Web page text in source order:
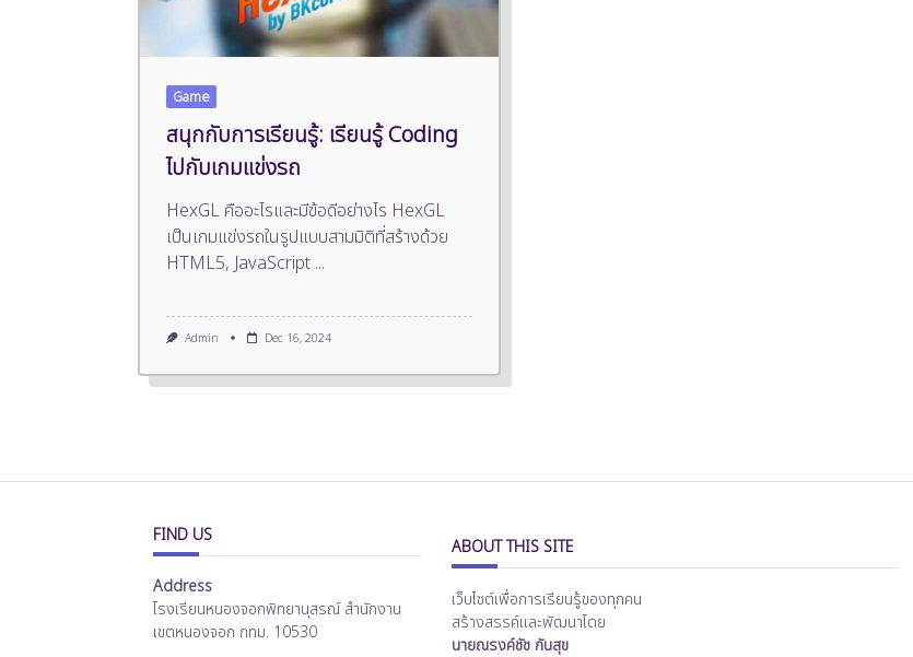
Game
สนุกกับการเรียนรู้: เรียนรู้ Coding
ไปกับเกมแข่งรถ
HexGL คืออะไรและมีข้อดีอย่างไร HexGL
เป็นเกมแข่งรถในรูปแบบสามมิติที่สร้างด้วย
HTML5, JavaScript ...
Admin Dec 16, 2024
FIND US
Address
โรงเรียนหนองจอกพิทยานุสรณ์ สำนักงาน
เขตหนองจอก กทม. 10530
ABOUT THIS SITE
เว็บไซต์เพื่อการเรียนรู้ของทุกคน
สร้างสรรค์และพัฒนาโดย
นายณรงค์ชัช กันสุข